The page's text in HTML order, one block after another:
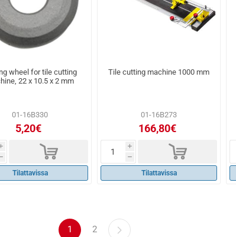
wheel for tile cutting
22 x 10.5 x 2 mm
01-16B330
5,20€
d
Tilattavissa
Tile cutting machine 1000 mm
01-16B273
166,80€
i
h d
Tilattavissa
1 2